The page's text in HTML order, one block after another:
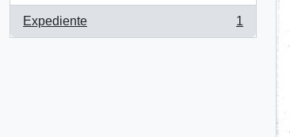
Expediente
, 1 resultados
1